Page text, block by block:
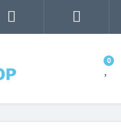
0